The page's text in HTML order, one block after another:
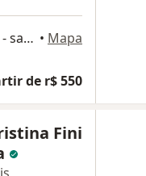
Rua Clovis Soares, 200 - torre Japão - sala 412, Atibaia • Mapa
de r$ 550
Fini